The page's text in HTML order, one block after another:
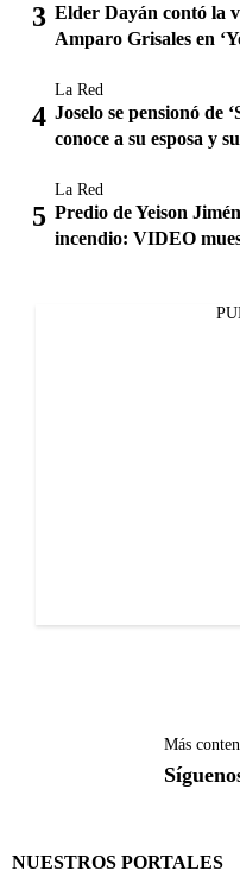
Elder Dayán contó la
Amparo Grisales en
La Red
Joselo se pensionó de
conoce a su esposa y
La Red
Predio de Yeison
incendio: VIDEO
Más
NUESTROS PORTALES